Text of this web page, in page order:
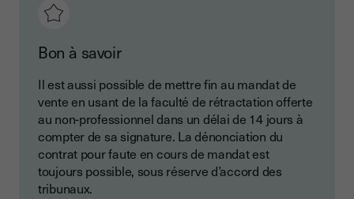
Bon à savoir
Il est aussi possible de mettre fin au mandat de
vente en usant de la faculté de rétractation offerte
au non-professionnel dans un délai de 14 jours à
compter de sa signature. La dénonciation du
contrat pour faute en cours de mandat est
toujours possible, sous réserve d’accord des
tribunaux.